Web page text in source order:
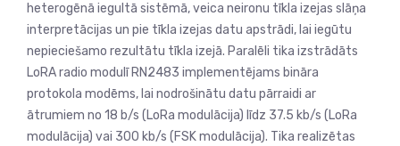
heterogēnā iegultā sistēmā, veica neironu tīkla izejas slāņa
interpretācijas un pie tīkla izejas datu apstrādi, lai iegūtu
nepieciešamo rezultātu tīkla izejā. Paralēli tika izstrādāts
LoRA radio modulī RN2483 implementējams bināra
protokola modēms, lai nodrošinātu datu pārraidi ar
ātrumiem no 18 b/s (LoRa modulācija) līdz 37.5 kb/s (LoRa
modulācija) vai 300 kb/s (FSK modulācija). Tika realizētas